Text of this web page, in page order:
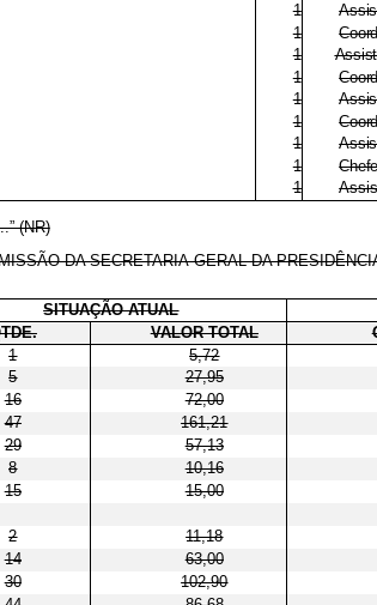
1
1
1
1
1
1
1
1
1
(NR)
DA SECRETARIA-GERAL DA
SITUAÇÃO ATUAL
VALOR TOTAL
1 5,72
5 27,95
16 72,00
47 161,21
29 57,13
8 10,16
15 15,00
2 11,18
14 63,00
30 102,90